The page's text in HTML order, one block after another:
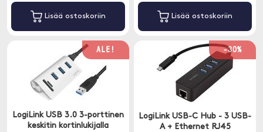
Lisää ostoskoriin Lisää ostoskoriin
ALE!
LogiLink USB 3.0 3-porttinen
keskitin kortinlukijalla
-30%
LogiLink USB-C Hub - 3 USB-
A + Ethernet RJ45